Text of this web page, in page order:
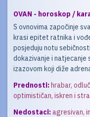
OVAN - horoskop /
S ovnovima započinje
krasi epitet ratnika i
posjeduju notu
dokazivanje i natjecanje
izazovom koji diže
Prednosti:hrabar,
optimističan, iskren i
Nedostaci:agresivan,